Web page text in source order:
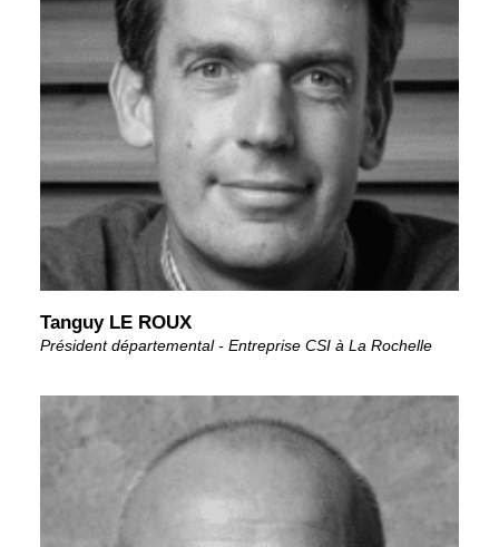
Tanguy LE ROUX
Président départemental - Entreprise CSI à La Rochelle